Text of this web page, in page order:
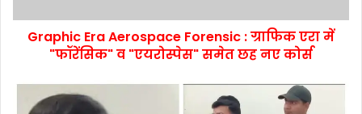
Graphic Era Aerospace Forensic : ग्राफिक एरा में
"फॉरेंसिक" व "एयरोस्पेस" समेत छह नए कोर्स